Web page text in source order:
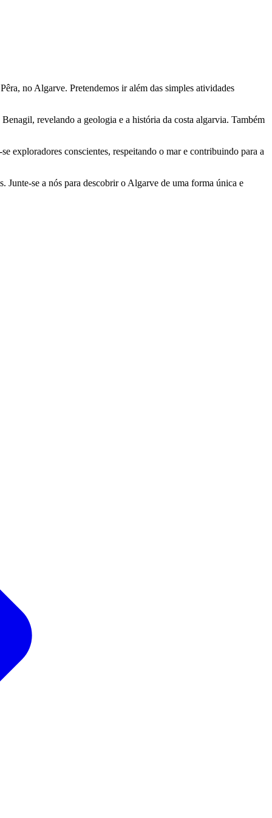
no Algarve. Pretendemos ir além das simples atividades
revelando a geologia e a história da costa algarvia. Também
exploradores conscientes, respeitando o mar e contribuindo para a
Junte-se a nós para descobrir o Algarve de uma forma única e